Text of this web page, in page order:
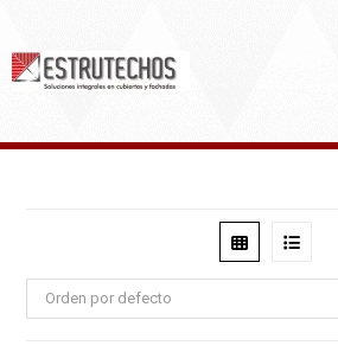
contenido
Orden por defecto